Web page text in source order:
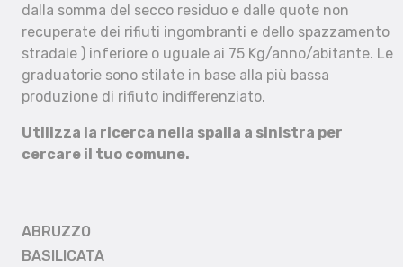
dalla somma del secco residuo e dalle quote non
recuperate dei rifiuti ingombranti e dello spazzamento
stradale ) inferiore o uguale ai 75 Kg/anno/abitante. Le
graduatorie sono stilate in base alla più bassa
produzione di rifiuto indifferenziato.
Utilizza la ricerca nella spalla a sinistra per
cercare il tuo comune.
ABRUZZO
BASILICATA